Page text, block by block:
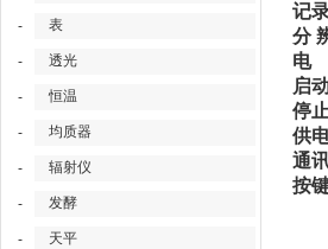
- 表
- 透光
- 恒温
- 均质器
- 辐射仪
- 发酵
- 天平
记
分
电
启
停
供
通
按
带
带